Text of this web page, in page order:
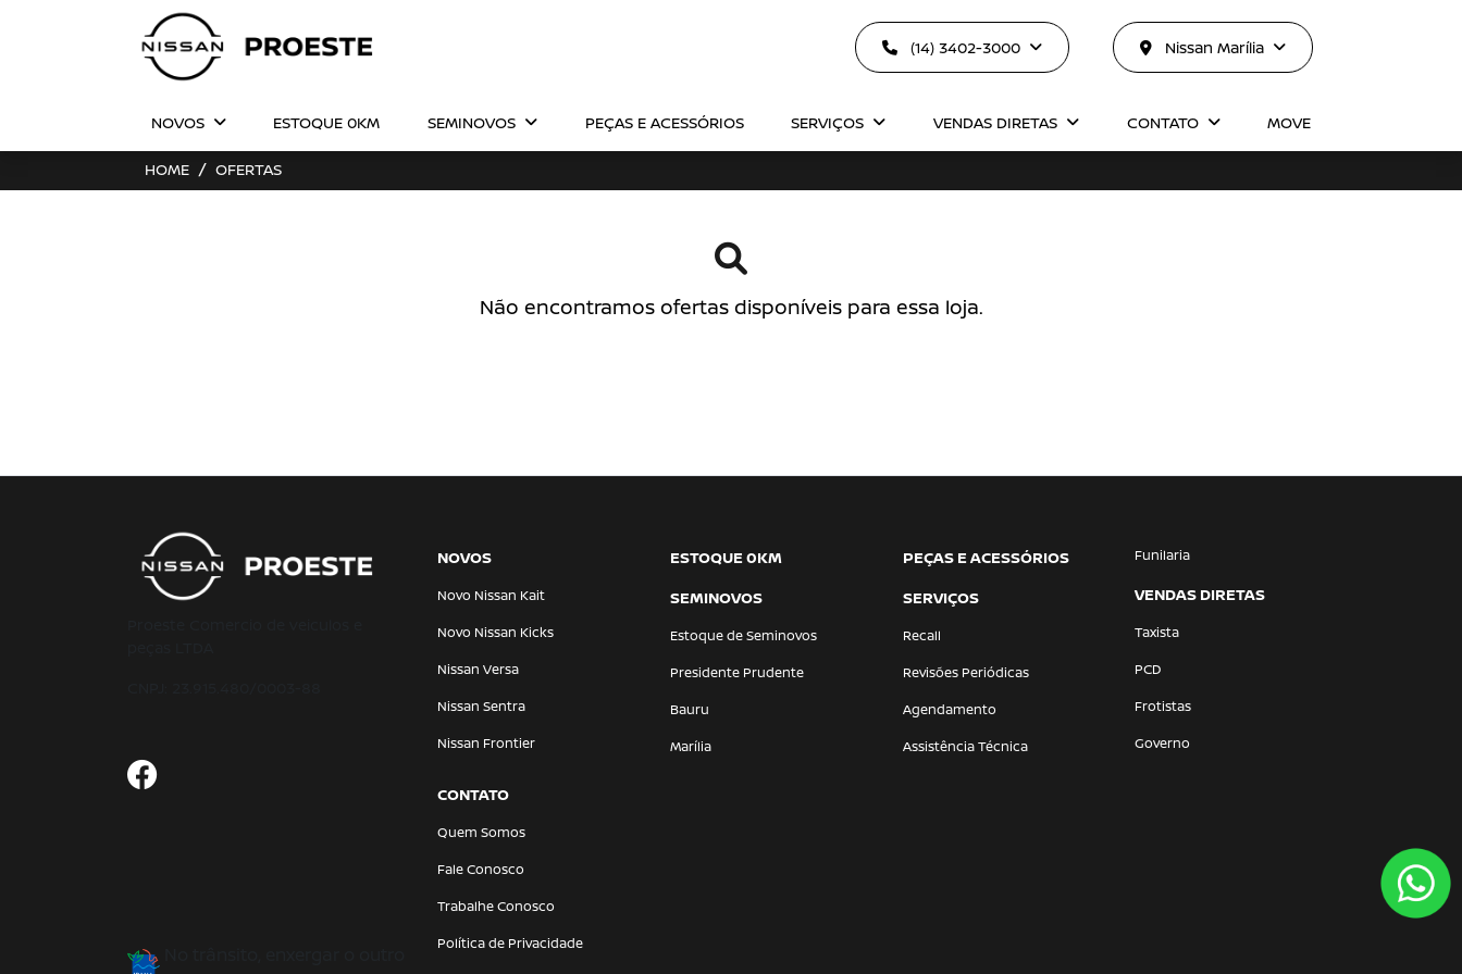
(14) 3402-3000 Nissan Marília
NOVOS ESTOQUE 0KM SEMINOVOS PEÇAS E ACESSÓRIOS SERVIÇOS VENDAS DIRETAS CONTATO MOVE
HOME OFERTAS
Não encontramos ofertas disponíveis para essa loja.
NOVOS
Novo Nissan Kait
Novo Nissan Kicks
Nissan Versa
Nissan Sentra
Nissan Frontier
ESTOQUE 0KM
SEMINOVOS
Estoque de Seminovos
Presidente Prudente
Bauru
Marília
PEÇAS E ACESSÓRIOS
SERVIÇOS
Recall
Revisões Periódicas
Agendamento
Assistência Técnica
Funilaria
VENDAS DIRETAS
Taxista
PCD
Frotistas
Governo
CONTATO
Quem Somos
Fale Conosco
Trabalhe Conosco
Política de Privacidade